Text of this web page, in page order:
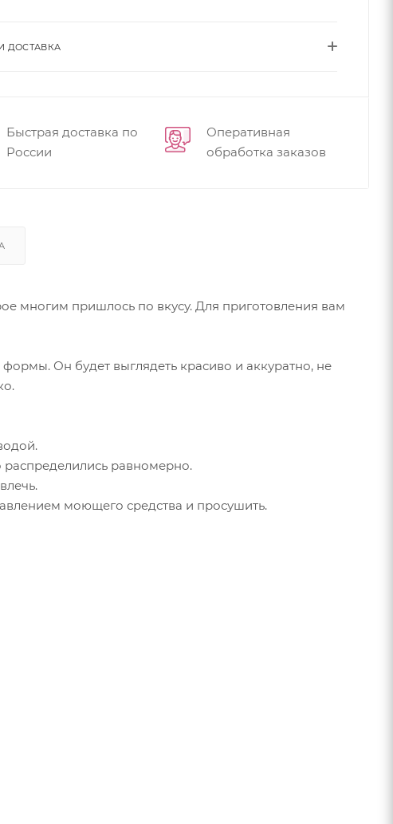
ДОСТАВКА
Быстрая доставка по
России
Оперативная
обработка заказов
многим пришлось по вкусу. Для приготовления вам
Он будет выглядеть красиво и аккуратно, не
распределились равномерно.
моющего средства и просушить.